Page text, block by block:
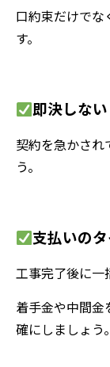
口約束だけで
す。
即決しない
契約を急かされ
う。
支払いの
工事完了後に一
着手金や中間
確にしましょう。